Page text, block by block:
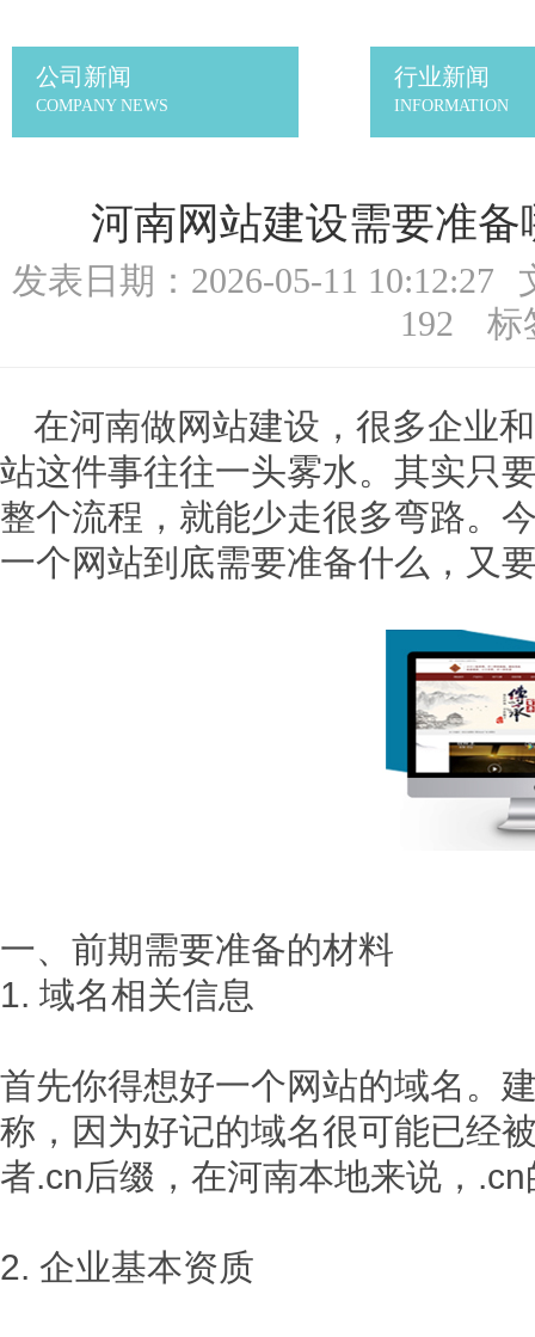
公司新闻
COMPANY NEWS
行业新闻
INFORMATION
河南网站建设需要准
发表日期：2026-05-11 10:12:27
192
在河南做网站建设，很多企业
站这件事往往一头雾水。其实只
整个流程，就能少走很多弯路。
一个网站到底需要准备什么，又
一、前期需要准备的材料
1. 域名相关信息
首先你得想好一个网站的域名。
称，因为好记的域名很可能已经
者.cn后缀，在河南本地来说，
2. 企业基本资质